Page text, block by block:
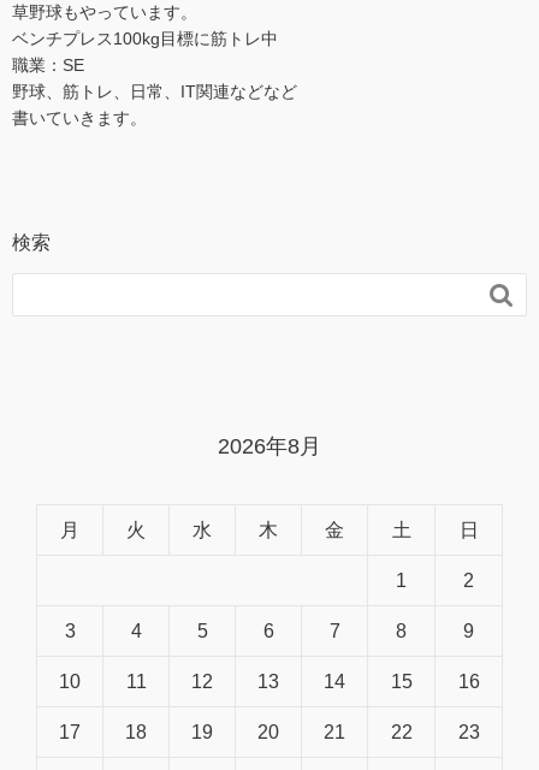
草野球もやっています。
ベンチプレス100kg目標に筋トレ中
職業：SE
野球、筋トレ、日常、IT関連などなど
書いていきます。
検索

2026年8月
月 火 水 木 金 土 日
1 2
3 4 5 6 7 8 9
10 11 12 13 14 15 16
17 18 19 20 21 22 23